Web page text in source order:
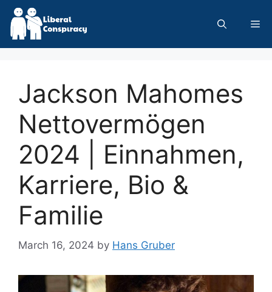
Skip
content
Jackson Mahomes
Nettovermögen
2024 | Einnahmen,
Karriere, Bio &
Familie
March 16, 2024 by Hans Gruber